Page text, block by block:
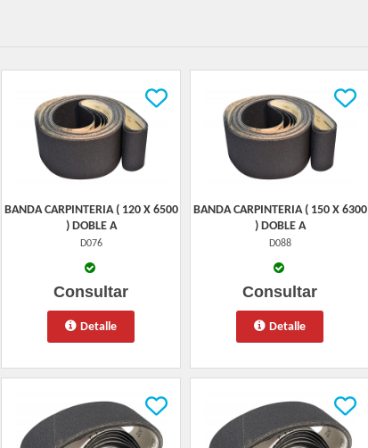
BANDA CARPINTERIA ( 120 X 6500
) DOBLE A
D076
Consultar
Detalle
BANDA CARPINTERIA ( 150 X 6300
) DOBLE A
D088
Consultar
Detalle